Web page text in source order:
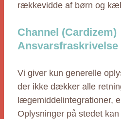
rækkevidde af børn og
Channel (Cardizem)
Ansvarsfraskrivelse
Vi giver kun generelle
der ikke dækker alle
lægemiddelintegrationer,
Oplysninger på stedet kan